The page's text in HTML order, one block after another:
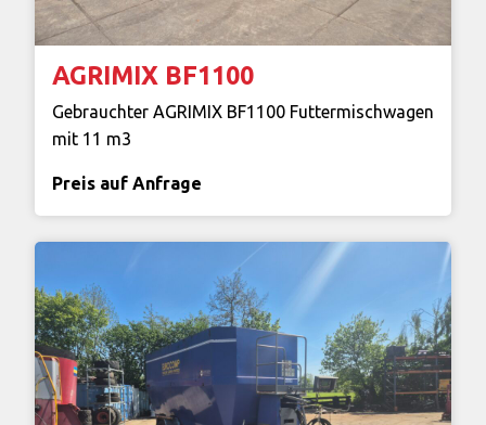
AGRIMIX BF1100
Gebrauchter AGRIMIX BF1100 Futtermischwagen
mit 11 m3
Preis auf Anfrage